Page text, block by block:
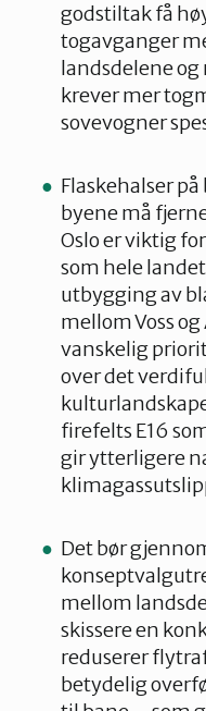
godstiltak få
togavganger
landsdelene
krever mer
sovevogner
Flaskehalser
byene må
Oslo er viktig
som hele
utbygging av
mellom Voss
vanskelig
over det
firefelts E16
gir ytterligere
Det bør
mellom
skissere en
reduserer
betydelig